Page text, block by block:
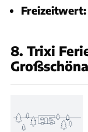
Freizeitwert:
8. Trixi